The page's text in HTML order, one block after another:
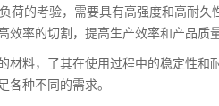
的考验，需要具有高强度和高耐久
率的切割，提高生产效率和产品质量
料，了其在使用过程中的稳定性和
种不同的需求。